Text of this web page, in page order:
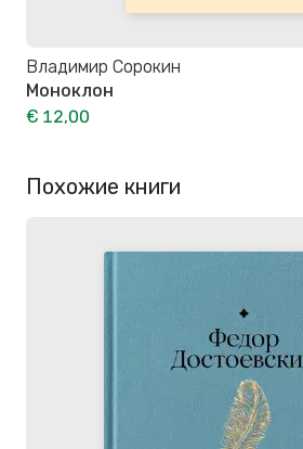
Владимир Сорокин
Моноклон
€ 12,00
Похожие книги